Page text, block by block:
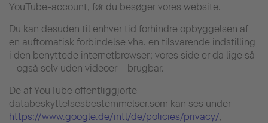
YouTube-account, før du besøger vores website.
Du kan desuden til enhver tid forhindre opbyggelsen af
en auftomatisk forbindelse vha. en tilsvarende indstilling
i den benyttede internetbrowser; vores side er da lige så
– også selv uden videoer – brugbar.
De af YouTube offentliggjorte
databeskyttelsesbestemmelser,som kan ses under
https://www.google.de/intl/de/policies/privacy/,